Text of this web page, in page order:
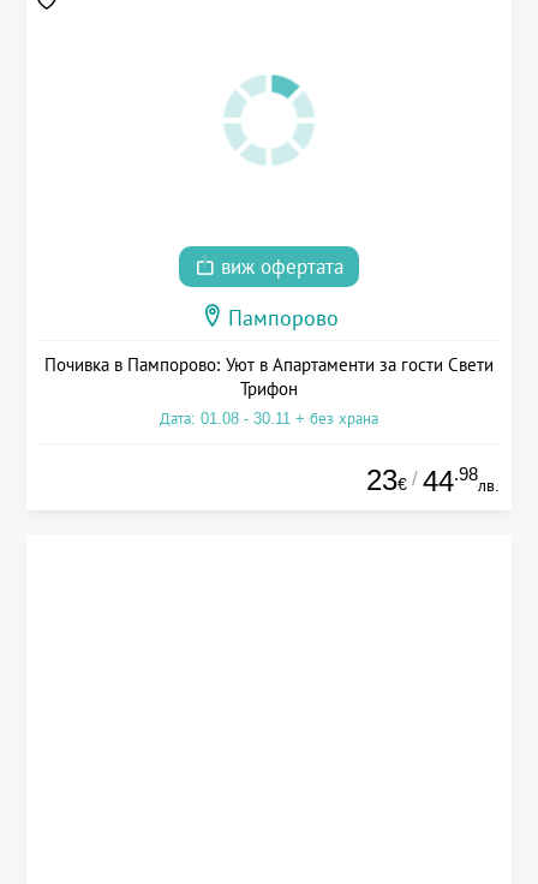
виж офертата
Пампорово
Почивка в Пампорово: Уют в Апартаменти за гости Свети
Трифон
Дата: 01.08 - 30.11 + без храна
23€ / 44.98
лв.